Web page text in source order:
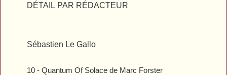
DÉTAIL PAR RÉDACTEUR
Sébastien Le Gallo
10 -Quantum Of Solace de Marc Forster